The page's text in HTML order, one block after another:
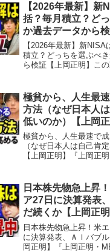
【2026年最新】新
括？毎月積立？ど
か過去データから
明】
【2026年最新】新NISA
積立？どっちを選ぶべ
ら検証【上岡正明】こ
から検証』を学ぶこと
岡正明・MBA...
極貧から、人生最
方法（なぜ日本人
低いのか）【上岡正
極貧から、人生最速で
（なぜ日本人は自己肯
【上岡正明】『上岡正
をお届け。真剣に一歩
ための番組。MBA保有
日本株先物急上昇
ア27日に決算発表
だ続くか【上岡正明
日本株先物急上昇！米
に決算発表、ＡＩバブ
岡正明】『上岡正明・